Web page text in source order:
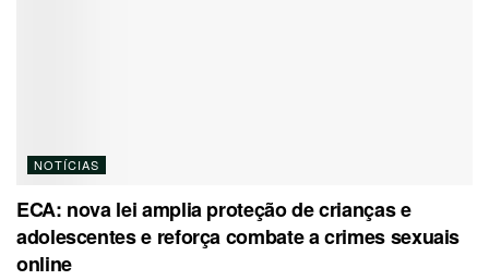
NOTÍCIAS
ECA: nova lei amplia proteção de crianças e
adolescentes e reforça combate a crimes sexuais
online